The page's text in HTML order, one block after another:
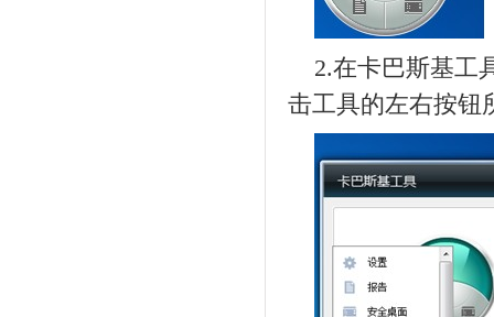
2.在卡巴斯基工
击工具的左右按钮